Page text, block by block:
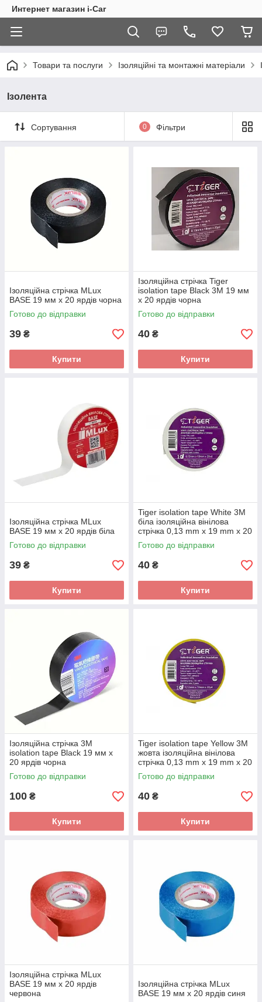
Интернет магазин i-Car
Товари та послуги Ізоляційні та монтажні матеріали
Ізолента
Сортування 0 Фільтри
Ізоляційна стрічка MLux
BASE 19 мм х 20 ярдів чорна
Готово до відправки
39 ₴
Купити
Ізоляційна стрічка Tiger
isolation tape Black 3M 19 мм
х 20 ярдів чорна
Готово до відправки
40 ₴
Купити
Ізоляційна стрічка MLux
BASE 19 мм х 20 ярдів біла
Готово до відправки
39 ₴
Купити
Tiger isolation tape White 3M
біла ізоляційна вінілова
стрічка 0,13 mm x 19 mm x 20
yd
Готово до відправки
40 ₴
Купити
Ізоляційна стрічка 3M
isolation tape Black 19 мм х
20 ярдів чорна
Готово до відправки
100 ₴
Купити
Tiger isolation tape Yellow 3M
жовта ізоляційна вінілова
стрічка 0,13 mm x 19 mm x 20
yd
Готово до відправки
40 ₴
Купити
Ізоляційна стрічка MLux
BASE 19 мм х 20 ярдів
червона
Ізоляційна стрічка MLux
BASE 19 мм х 20 ярдів синя